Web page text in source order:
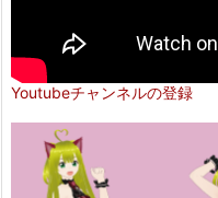
Youtubeチャンネルの登録